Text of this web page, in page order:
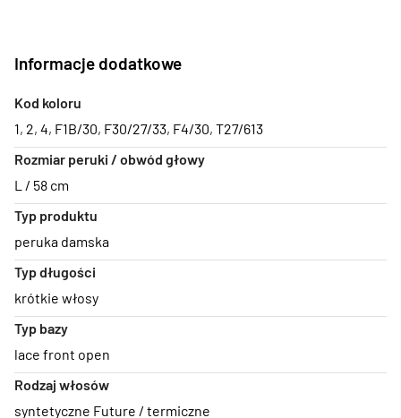
Informacje dodatkowe
Kod koloru
1, 2, 4, F1B/30, F30/27/33, F4/30, T27/613
Rozmiar peruki / obwód głowy
L / 58 cm
Typ produktu
peruka damska
Typ długości
krótkie włosy
Typ bazy
lace front open
Rodzaj włosów
syntetyczne Future / termiczne